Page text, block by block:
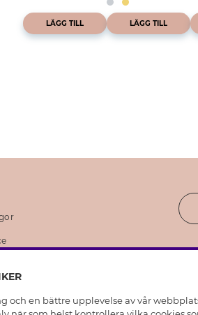
LÄGG TILL LÄGG TILL
skinnhandskar
en bättre upplevelse av vår